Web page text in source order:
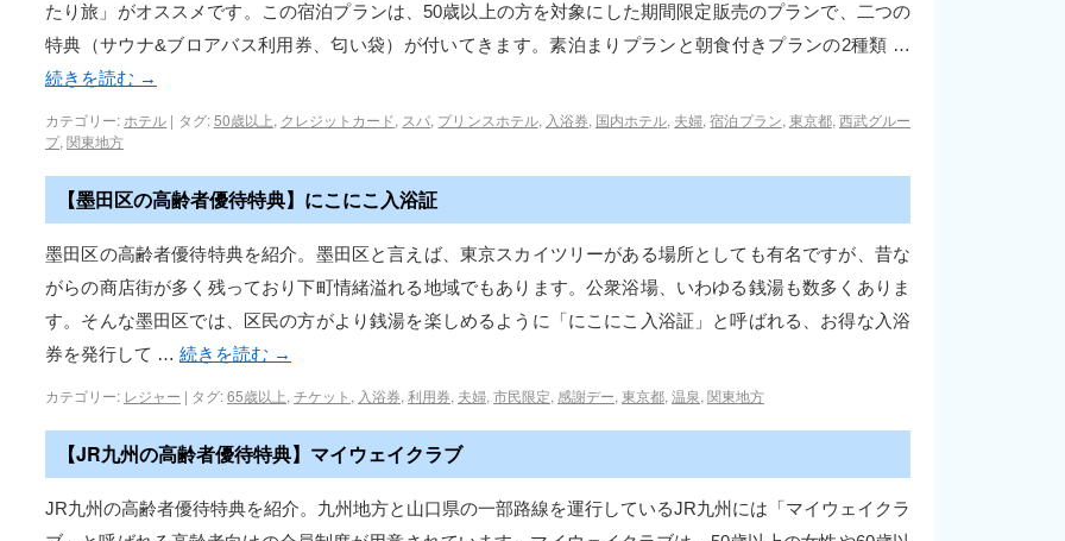
たり旅」がオススメです。この宿泊プランは、50歳以上の方を対象にした期間限定販売のプランで、二つの
特典（サウナ&ブロアバス利用券、匂い袋）が付いてきます。素泊まりプランと朝食付きプランの2種類 …
続きを読む →
カテゴリー: ホテル | タグ:50歳以上, クレジットカード, スパ, プリンスホテル, 入浴券, 国内ホテル, 夫婦,宿泊プラン, 東京都, 西武グルー
プ, 関東地方
【墨田区の高齢者優待特典】にこにこ入浴証
墨田区の高齢者優待特典を紹介。墨田区と言えば、東京スカイツリーがある場所としても有名ですが、昔な
がらの商店街が多く残っており下町情緒溢れる地域でもあります。公衆浴場、いわゆる銭湯も数多くありま
す。そんな墨田区では、区民の方がより銭湯を楽しめるように「にこにこ入浴証」と呼ばれる、お得な入浴
券を発行して … 続きを読む →
カテゴリー: レジャー | タグ:65歳以上, チケット , 入浴券, 利用券, 夫婦, 市民限定, 感謝デー, 東京都, 温泉, 関東地方
【JR九州の高齢者優待特典】マイウェイクラブ
JR九州の高齢者優待特典を紹介。九州地方と山口県の一部路線を運行しているJR九州には「マイウェイクラ